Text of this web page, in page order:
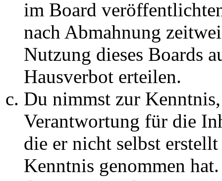
im Board
nach Abmahnung
Nutzung dieses Boards
Hausverbot erteilen.
Du nimmst zur
Verantwortung für die
die er nicht selbst
Kenntnis genommen